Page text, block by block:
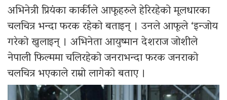
अभिनेत्री प्रियंका कार्कीले आफूहरुले हेरिरहेको मूलधारका
चलचित्र भन्दा फरक रहेको बताइन् । उनले आफूले ‘इन्जोय
गरेको खुलाइन् । अभिनेता आयुष्मान देशराज जोशीले
नेपाली फिल्ममा चलिरहेको जनराभन्दा फरक जनराको
चलचित्र भएकाले राम्रो लागेको बताए ।